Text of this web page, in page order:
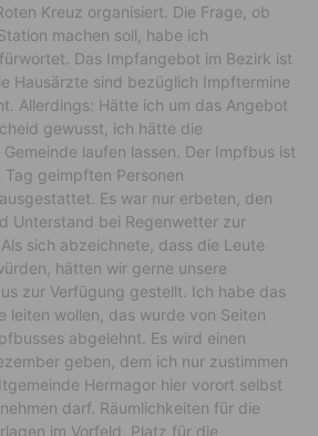
Kreuz organisiert. Die Frage, ob
machen soll, habe ich
Das Impfangebot im Bezirk ist
Hausärzte sind bezüglich Impftermine
Allerdings: Hätte ich um das Angebot
gewusst, ich hätte die
laufen lassen. Der Impfbus ist
geimpften Personen
Es war nur erbeten, den
Unterstand bei Regenwetter zur
sich abzeichnete, dass die Leute
hätten wir gerne unsere
zur Verfügung gestellt. Ich habe das
leiten wollen, das wurde von Seiten
abgelehnt. Es wird einen
geben, dem ich nur zustimmen
Hermagor hier vorort selbst
darf. Räumlichkeiten für die
im Vorfeld, Platz für die